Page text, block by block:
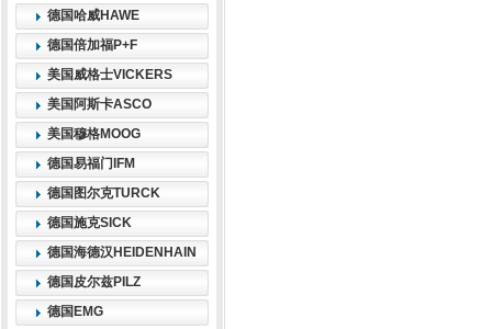
德国哈威HAWE
德国倍加福P+F
美国威格士VICKERS
美国阿斯卡ASCO
美国穆格MOOG
德国易福门IFM
德国图尔克TURCK
德国施克SICK
德国海德汉HEIDENHAIN
德国皮尔兹PILZ
德国EMG